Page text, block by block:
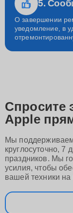
5.
О завершении
уведомление, в
Спросите
Apple
Мы
круглосуточно, 7
праздников. Мы
усилия, чтобы
вашей техники на